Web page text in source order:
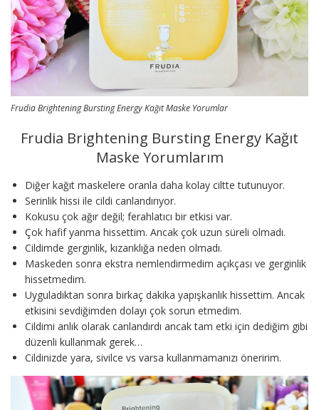
Frudia Brightening Bursting Energy Kağıt Maske Yorumlar
Frudia Brightening Bursting Energy Kağıt
Maske Yorumlarım
Diğer kağıt maskelere oranla daha kolay ciltte tutunuyor.
Serinlik hissi ile cildi canlandırıyor.
Kokusu çok ağır değil; ferahlatıcı bir etkisi var.
Çok hafif yanma hissettim. Ancak çok uzun süreli olmadı.
Cildimde gerginlik, kızarıklığa neden olmadı.
Maskeden sonra ekstra nemlendirmedim açıkçası ve gerginlik
hissetmedim.
Uyguladıktan sonra birkaç dakika yapışkanlık hissettim. Ancak
etkisini sevdiğimden dolayı çok sorun etmedim.
Cildimi anlık olarak canlandırdı ancak tam etki için dediğim gibi
düzenli kullanmak gerek…
Cildinizde yara, sivilce vs varsa kullanmamanızı öneririm.